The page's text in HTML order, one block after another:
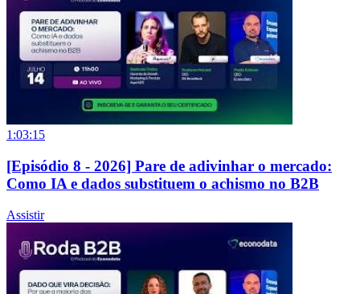
1:03:15
[Episódio 8 - 2026] Pare de adivinhar o mercado:
Como IA e dados substituem o achismo no B2B
Assistir